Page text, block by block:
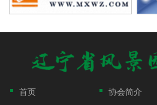
首页 协会简介